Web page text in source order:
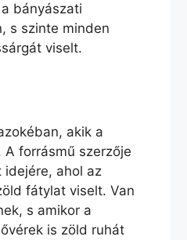
bányászati
s szinte minden
viselt.
akik a
forrásmű szerzője
idejére, ahol az
fátylat viselt. Van
s amikor a
is zöld ruhát